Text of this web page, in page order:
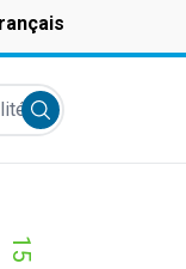
et autres
Submit search
15